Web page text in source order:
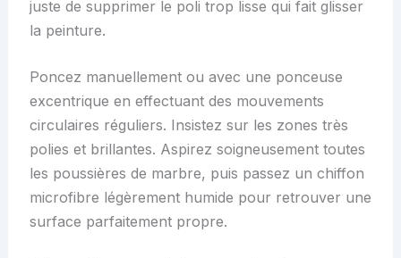
juste de supprimer le poli trop lisse qui fait glisser
la peinture.
Poncez manuellement ou avec une ponceuse
excentrique en effectuant des mouvements
circulaires réguliers. Insistez sur les zones très
polies et brillantes. Aspirez soigneusement toutes
les poussières de marbre, puis passez un chiffon
microfibre légèrement humide pour retrouver une
surface parfaitement propre.